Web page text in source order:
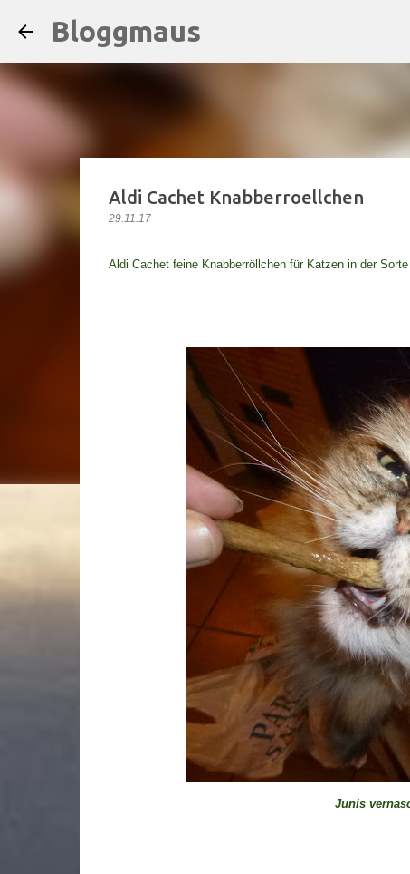
Bloggmaus
Aldi Cachet Knabberroellchen
29.11.17
Aldi Cachet feine Knabberröllchen für Katzen in der
Junis